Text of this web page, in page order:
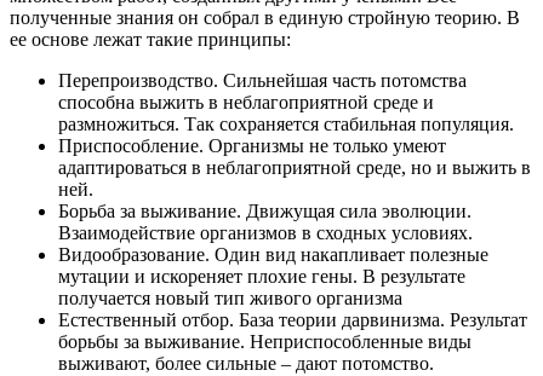
полученные знания он собрал в единую стройную теорию. В
ее основе лежат такие принципы:
Перепроизводство. Сильнейшая часть потомства
способна выжить в неблагоприятной среде и
размножиться. Так сохраняется стабильная популяция.
Приспособление. Организмы не только умеют
адаптироваться в неблагоприятной среде, но и выжить в
ней.
Борьба за выживание. Движущая сила эволюции.
Взаимодействие организмов в сходных условиях.
Видообразование. Один вид накапливает полезные
мутации и искореняет плохие гены. В результате
получается новый тип живого организма
Естественный отбор. База теории дарвинизма. Результат
борьбы за выживание. Неприспособленные виды
выживают, более сильные – дают потомство.